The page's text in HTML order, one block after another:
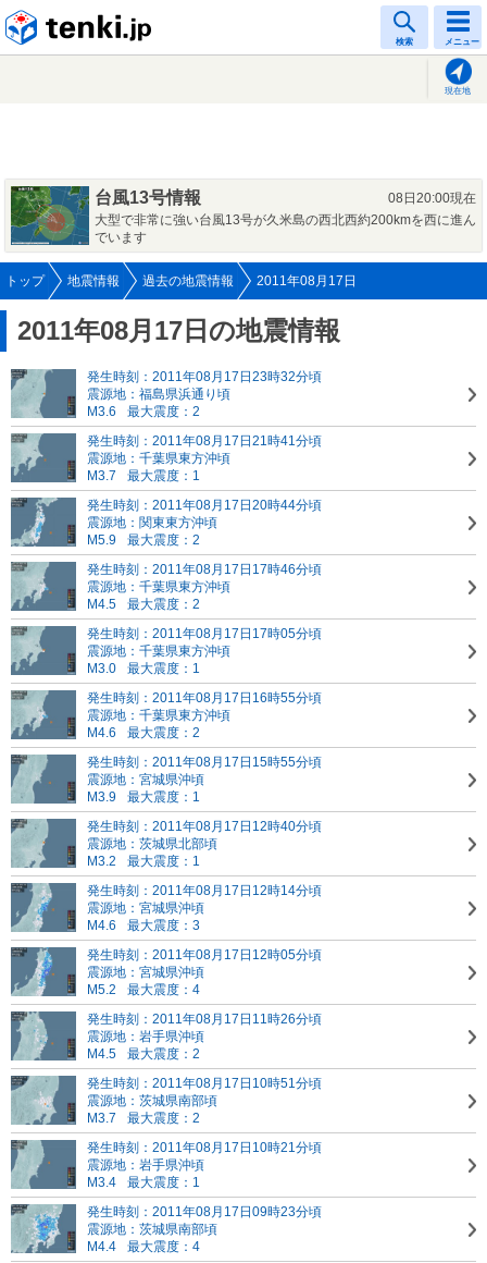
検索 メニュー
現在地
台風13号情報
08日20:00現在
大型で非常に強い台風13号が久米島の西北西約200kmを西に進ん
でいます
トップ 地震情報 過去の地震情報 2011年08月17日
2011年08月17日の地震情報
発生時刻：2011年08月17日23時32分頃
震源地：福島県浜通り頃
M3.6
最大震度：2
発生時刻：2011年08月17日21時41分頃
震源地：千葉県東方沖頃
M3.7
最大震度：1
発生時刻：2011年08月17日20時44分頃
震源地：関東東方沖頃
M5.9
最大震度：2
発生時刻：2011年08月17日17時46分頃
震源地：千葉県東方沖頃
M4.5
最大震度：2
発生時刻：2011年08月17日17時05分頃
震源地：千葉県東方沖頃
M3.0
最大震度：1
発生時刻：2011年08月17日16時55分頃
震源地：千葉県東方沖頃
M4.6
最大震度：2
発生時刻：2011年08月17日15時55分頃
震源地：宮城県沖頃
M3.9
最大震度：1
発生時刻：2011年08月17日12時40分頃
震源地：茨城県北部頃
M3.2
最大震度：1
発生時刻：2011年08月17日12時14分頃
震源地：宮城県沖頃
M4.6
最大震度：3
発生時刻：2011年08月17日12時05分頃
震源地：宮城県沖頃
M5.2
最大震度：4
発生時刻：2011年08月17日11時26分頃
震源地：岩手県沖頃
M4.5
最大震度：2
発生時刻：2011年08月17日10時51分頃
震源地：茨城県南部頃
M3.7
最大震度：2
発生時刻：2011年08月17日10時21分頃
震源地：岩手県沖頃
M3.4
最大震度：1
発生時刻：2011年08月17日09時23分頃
震源地：茨城県南部頃
M4.4
最大震度：4